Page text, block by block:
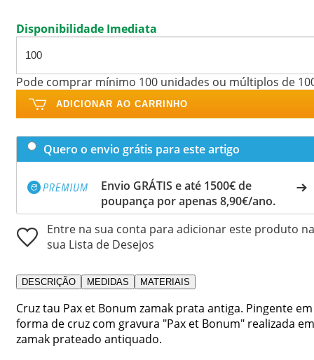
Disponibilidade Imediata
Pode comprar mínimo 100 unidades ou múltiplos de
ADICIONAR AO CARRINHO
Quero o envio grátis para este artigo
Envio GRÁTIS e até 1500€ de
poupança por apenas 8,90€/ano.
Entre na sua conta para adicionar este produto na
sua Lista de Desejos
DESCRIÇÃO MEDIDAS MATERIAIS
Cruz tau Pax et Bonum zamak prata antiga. Pingente em
forma de cruz com gravura "Pax et Bonum" realizada em
zamak prateado antiquado.